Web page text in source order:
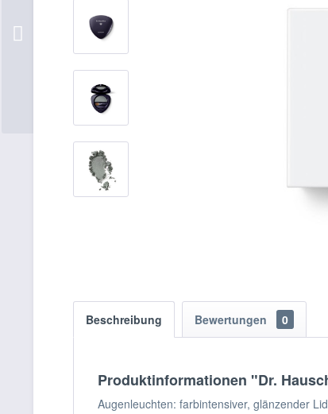
Beschreibung Bewertungen 0
Produktinformationen "Dr.
Augenleuchten: farbintensiver, glänzender